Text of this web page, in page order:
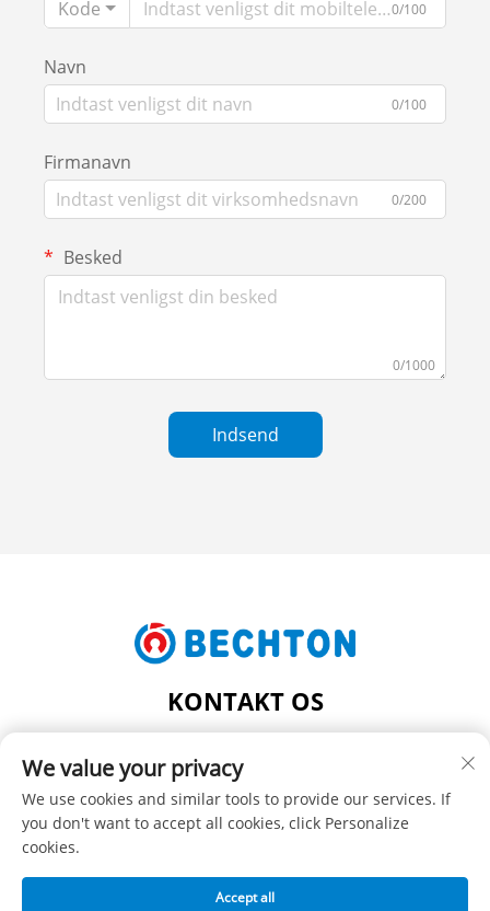
Kode
0/100
Navn
0/100
Firmanavn
0/200
Besked
0/1000
Indsend
KONTAKT OS
ZHANGJIAGANG CITY, JIANGSU PROVINS, KINA
Tlf.:+86-13962240078
E-mail: [email protected]
We value your privacy
We use cookies and similar tools to provide our services. If
you don't want to accept all cookies, click Personalize
cookies.
Accept all